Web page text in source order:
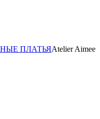
ПЛАТЬЯAtelier Aimee